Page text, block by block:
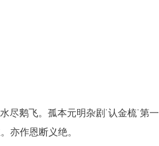
尽鹅飞。孤本元明杂剧˙认金梳˙第一
亦作恩断义绝。